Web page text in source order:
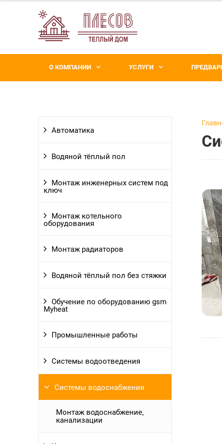
О КОМПАНИИ УСЛУГИ
Автоматика
Водяной тёплый пол
Монтаж инженерных систем под
ключ
Монтаж котельного
оборудования
Монтаж радиаторов
Водяной тёплый пол без стяжки
Обучение по оборудованию gsm
Myheat
Промышленные работы
Системы водоотведения
Системы водоснабжения
Монтаж водоснабжение,
канализации